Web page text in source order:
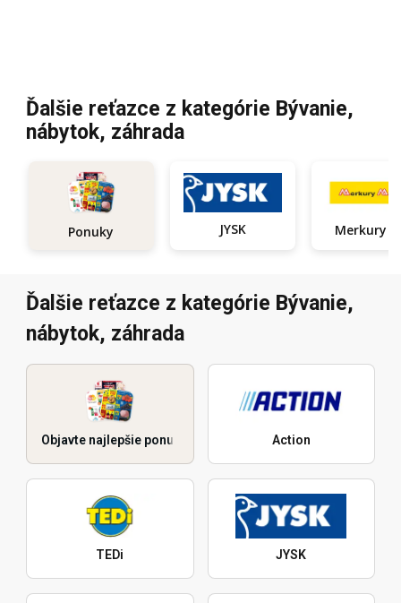
Ďalšie reťazce z kategórie Bývanie,
nábytok, záhrada
Ponuky JYSK
Ďalšie reťazce z kategórie Bývanie,
nábytok, záhrada
Objavte najlepšie ponuky Action
TEDi JYSK